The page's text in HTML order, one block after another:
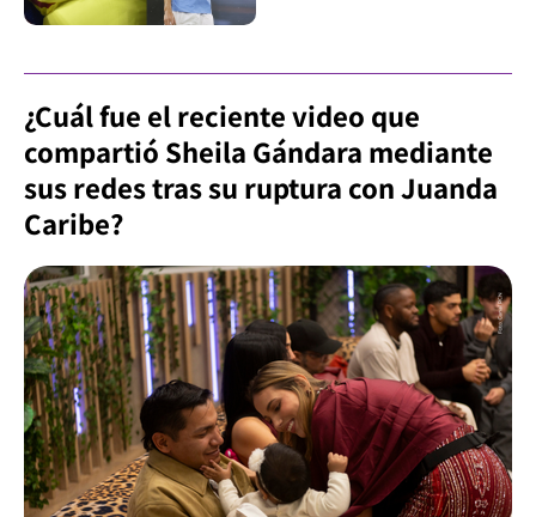
¿Cuál fue el reciente video que
compartió Sheila Gándara mediante
sus redes tras su ruptura con Juanda
Caribe?